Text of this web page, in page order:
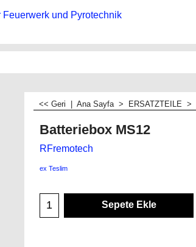
<< Geri Ana Sayfa > ERSATZTEILE >
Batteriebox MS12
RFremotech
ex Teslim
Sepete Ekle